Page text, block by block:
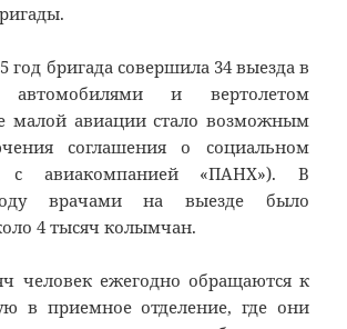
год бригада совершила 34 выезда в
и вертолетом
малой авиации стало возможным
соглашения о социальном
с авиакомпанией «ПАНХ»). В
врачами на выезде было
4 тысяч колымчан.
человек ежегодно обращаются к
в приемное отделение, где они